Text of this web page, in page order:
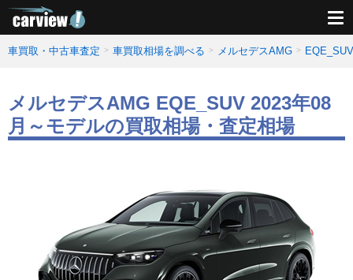
車買取・中古車査定 車買取相場を調べる メルセデスAMG
メルセデスAMG EQE_SUV 2023年08
月～モデルの買取相場・査定相場